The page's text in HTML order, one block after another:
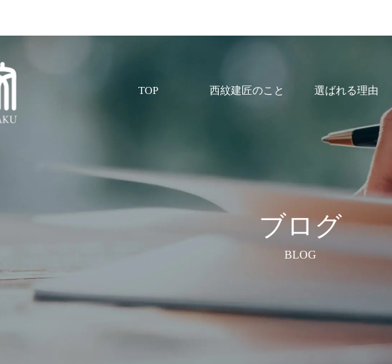
TOP 西紋建匠のこと 選ばれる理由
ブログ
BLOG